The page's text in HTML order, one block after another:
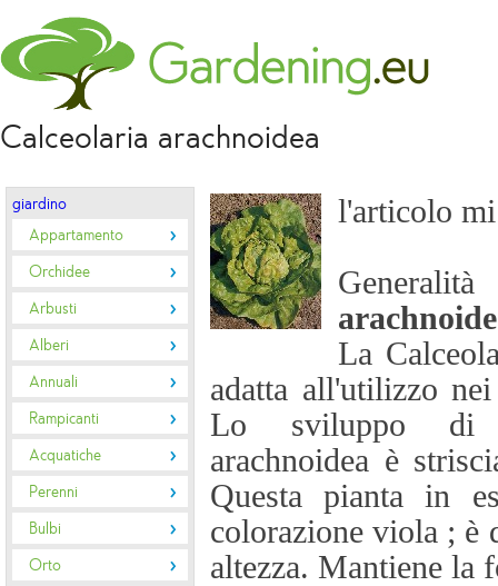
Calceolaria arachnoidea
giardino
Appartamento
Orchidee
Arbusti
Alberi
Annuali
Rampicanti
Acquatiche
Perenni
Bulbi
Orto
l'articolo
La
adatta all'utilizzo
Lo sviluppo di
arachnoidea è
Questa pianta in
colorazione viola ; è
altezza. Mantiene la